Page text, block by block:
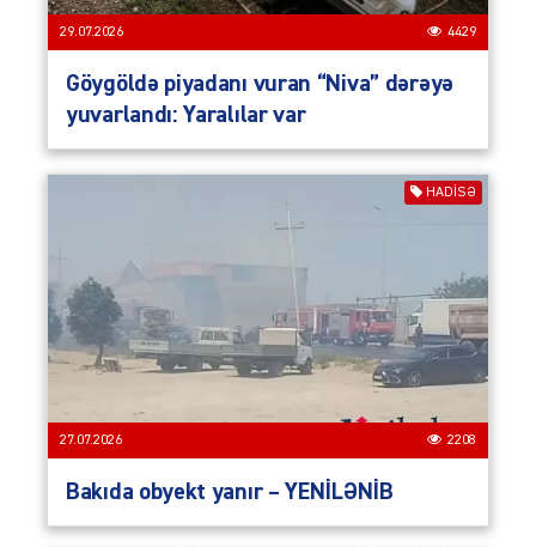
29.07.2026 4429
Göygöldə piyadanı vuran “Niva” dərəyə
yuvarlandı: Yaralılar var
HADISƏ
27.07.2026 2208
Bakıda obyekt yanır – YENİLƏNİB